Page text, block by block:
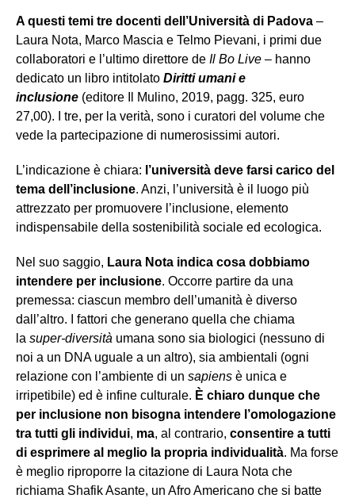
A questi temi tre docenti dell’Università di Padova –
Laura Nota, Marco Mascia e Telmo Pievani, i primi due
collaboratori e l’ultimo direttore de Il Bo Live – hanno
dedicato un libro intitolato Diritti umani e
inclusione (editore Il Mulino, 2019, pagg. 325, euro
27,00). I tre, per la verità, sono i curatori del volume che
vede la partecipazione di numerosissimi autori.
L’indicazione è chiara: l’università deve farsi carico del
tema dell’inclusione. Anzi, l’università è il luogo più
attrezzato per promuovere l’inclusione, elemento
indispensabile della sostenibilità sociale ed ecologica.
Nel suo saggio, Laura Nota indica cosa dobbiamo
intendere per inclusione. Occorre partire da una
premessa: ciascun membro dell’umanità è diverso
dall’altro. I fattori che generano quella che chiama
la super-diversità umana sono sia biologici (nessuno di
noi a un DNA uguale a un altro), sia ambientali (ogni
relazione con l’ambiente di un sapiens è unica e
irripetibile) ed è infine culturale. È chiaro dunque che
per inclusione non bisogna intendere l’omologazione
tra tutti gli individui, ma, al contrario, consentire a tutti
di esprimere al meglio la propria individualità. Ma forse
è meglio riproporre la citazione di Laura Nota che
richiama Shafik Asante, un Afro Americano che si batte